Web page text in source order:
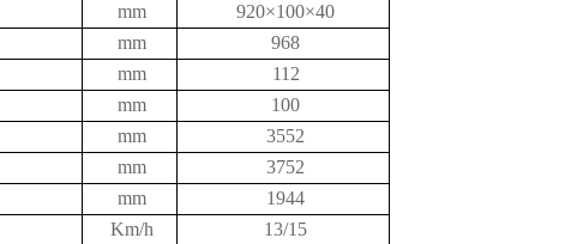
mm
920×100×40
mm
968
mm
112
mm
100
mm
3552
mm
3752
mm
1944
Km/h
13/15